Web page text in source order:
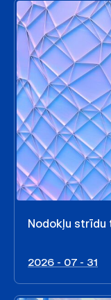
Nodokļu strīdu
2026 - 07 - 31